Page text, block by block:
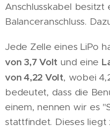
Anschlusskabel besitzt
Balanceranschluss.
Jede Zelle eines LiPo
von 3,7 Volt und eine
von 4,22 Volt, wobei
bedeutet, dass die
einem, nennen wir es
stattfindet. Dieses liegt